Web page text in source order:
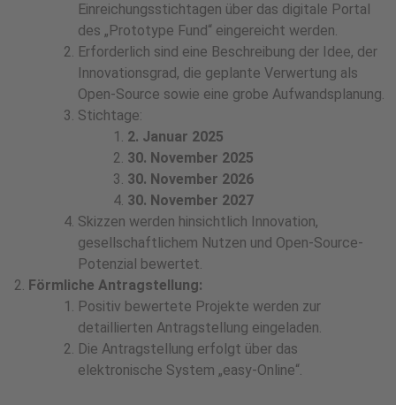
Einreichungsstichtagen über das digitale Portal
des „Prototype Fund“ eingereicht werden.
Erforderlich sind eine Beschreibung der Idee, der
Innovationsgrad, die geplante Verwertung als
Open-Source sowie eine grobe Aufwandsplanung.
Stichtage:
2. Januar 2025
30. November 2025
30. November 2026
30. November 2027
Skizzen werden hinsichtlich Innovation,
gesellschaftlichem Nutzen und Open-Source-
Potenzial bewertet.
Förmliche Antragstellung:
Positiv bewertete Projekte werden zur
detaillierten Antragstellung eingeladen.
Die Antragstellung erfolgt über das
elektronische System „easy-Online“.